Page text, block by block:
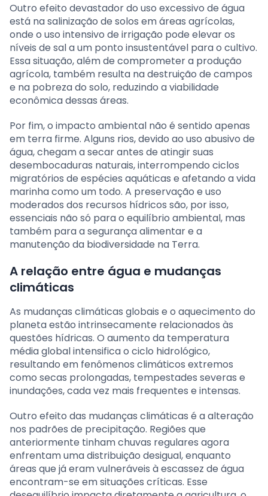
Outro efeito devastador do uso excessivo de água
está na salinização de solos em áreas agrícolas,
onde o uso intensivo de irrigação pode elevar os
níveis de sal a um ponto insustentável para o cultivo.
Essa situação, além de comprometer a produção
agrícola, também resulta na destruição de campos
e na pobreza do solo, reduzindo a viabilidade
econômica dessas áreas.
Por fim, o impacto ambiental não é sentido apenas
em terra firme. Alguns rios, devido ao uso abusivo de
água, chegam a secar antes de atingir suas
desembocaduras naturais, interrompendo ciclos
migratórios de espécies aquáticas e afetando a vida
marinha como um todo. A preservação e uso
moderados dos recursos hídricos são, por isso,
essenciais não só para o equilíbrio ambiental, mas
também para a segurança alimentar e a
manutenção da biodiversidade na Terra.
A relação entre água e mudanças
climáticas
As mudanças climáticas globais e o aquecimento do
planeta estão intrinsecamente relacionados às
questões hídricas. O aumento da temperatura
média global intensifica o ciclo hidrológico,
resultando em fenômenos climáticos extremos
como secas prolongadas, tempestades severas e
inundações, cada vez mais frequentes e intensas.
Outro efeito das mudanças climáticas é a alteração
nos padrões de precipitação. Regiões que
anteriormente tinham chuvas regulares agora
enfrentam uma distribuição desigual, enquanto
áreas que já eram vulneráveis à escassez de água
encontram-se em situações críticas. Esse